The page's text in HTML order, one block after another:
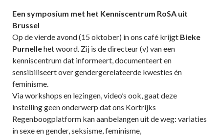
Een symposium met het Kenniscentrum RoSA uit
Brussel
Op de vierde avond (15 oktober) in ons café krijgt Bieke
Purnellehet woord. Zij is de directeur (v) van een
kenniscentrum dat informeert, documenteert en
sensibiliseert over gendergerelateerde kwesties én
feminisme.
Via workshops en lezingen, video’s ook, gaat deze
instelling geen onderwerp dat ons Kortrijks
Regenboogplatform kan aanbelangen uit de weg: variaties
in sexe en gender, seksisme, feminisme,